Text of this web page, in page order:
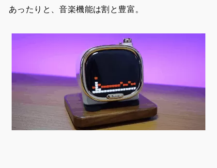
あったりと、音楽機能は割と豊富。